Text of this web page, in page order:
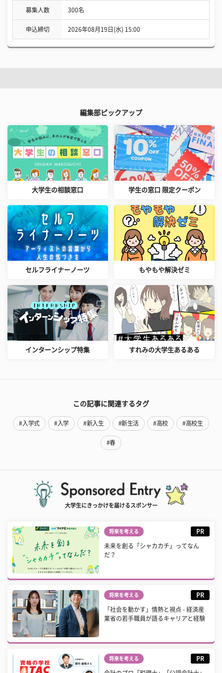
募集人数 300名
申込締切 2026年08月19日(水) 15:00
編集部ピックアップ
大学生の相談窓口 学生の窓口 限定クーポン
セルフライナーノーツ もやもや解決ゼミ
インターンシップ特集 すれみの大学生あるある
この記事に関連するタグ
#入学式 #入学 #新入生 #新生活 #高校 #高校生
#春
大学生にきっかけを届けるスポンサー
将来を考える PR
未来を創る「シャカカチ」ってなん
だ？
将来を考える PR
「社会を動かす」情熱と視点 - 経済産
業省の若手職員が語るキャリアと経験
将来を考える PR